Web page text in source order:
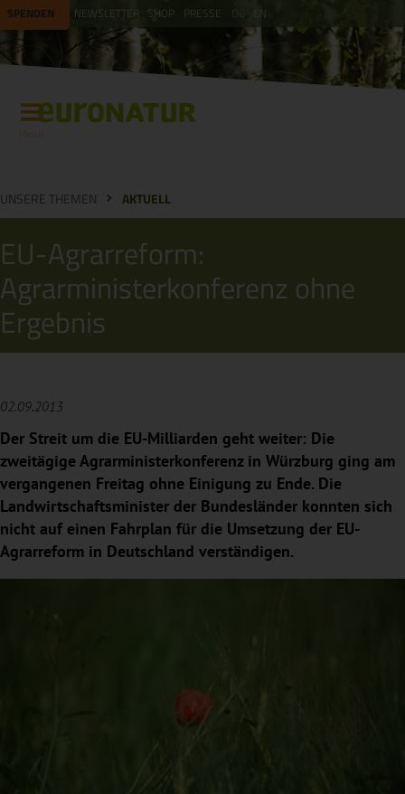
SPENDEN NEWSLETTER SHOP PRESSE EN
UNSERE THEMEN AKTUELL
EU-Agrarreform:
Agrarministerkonferenz ohne
Ergebnis
02.09.2013
Der Streit um die EU-Milliarden geht weiter: Die
zweitägige Agrarministerkonferenz in Würzburg ging am
vergangenen Freitag ohne Einigung zu Ende. Die
Landwirtschaftsminister der Bundesländer konnten sich
nicht auf einen Fahrplan für die Umsetzung der EU-
Agrarreform in Deutschland verständigen.